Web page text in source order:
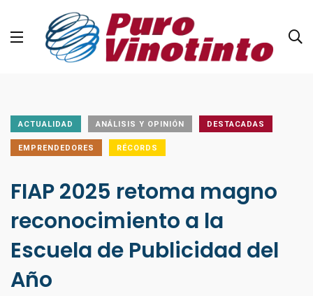
ACTUALIDAD ANÁLISIS Y OPINIÓN DESTACADAS
EMPRENDEDORES RÉCORDS
FIAP 2025 retoma magno
reconocimiento a la
Escuela de Publicidad del
Año